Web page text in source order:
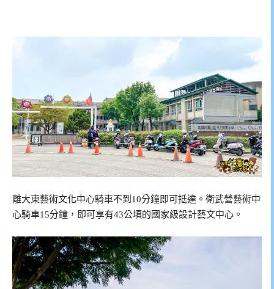
離大東藝術文化中心騎車不到10分鐘即可抵達。衛武營藝術中
心騎車15分鐘，即可享有43公頃的國家級設計藝文中心。